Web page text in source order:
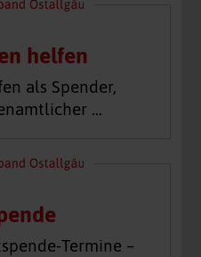
helfen
als Spender,
…
Termine –